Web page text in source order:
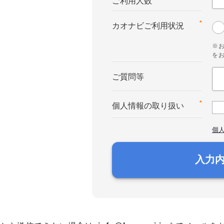
*
カオナビご利用状況
※お
を
ご質問等
*
個人情報の取り扱い
個
入力